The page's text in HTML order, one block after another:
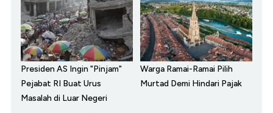
Presiden AS Ingin "Pinjam"
Pejabat RI Buat Urus
Masalah di Luar Negeri
Warga Ramai-Ramai Pilih
Murtad Demi Hindari Pajak